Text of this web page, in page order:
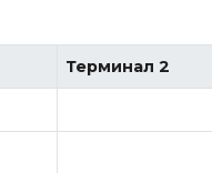
Терминал 2